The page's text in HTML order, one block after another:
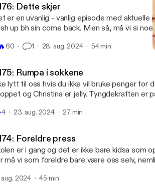
Dette skjer
er en uvanlig - vanlig episode med aktuelle
up bh sin come back. Men så, må vi si
privacy [https://acast.com/privacy]
60 1 28. aug. 2024 54 min
Rumpa i sokkene
lytt til oss hvis du ikke vil bruke penger for
og Christina er jelly. Tyngdekraften er
Hosted on Acast. See
4 23. aug. 2024 27 min
Foreldre press
er i gang og det er ikke bare kidsa som
må vi som foreldre bare være oss selv,
og byr på tips og ønskelister. Du vet,
aug. 2024 45 min